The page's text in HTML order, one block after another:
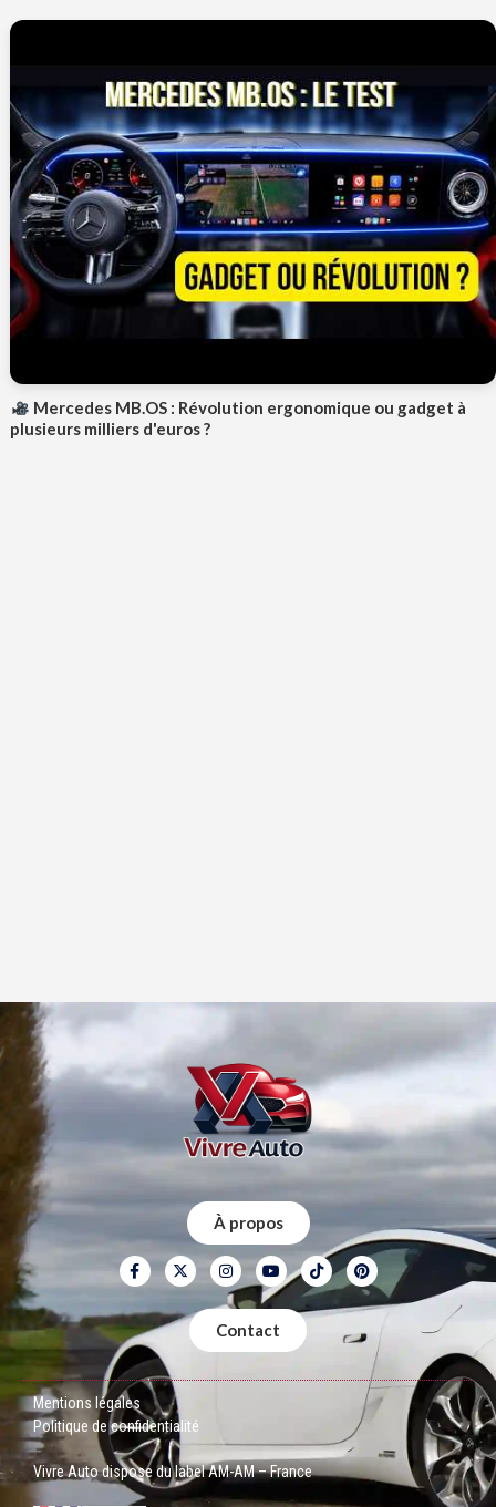
Mercedes MB.OS : Révolution ergonomique ou gadget à
plusieurs milliers d'euros ?
À propos
Contact
Mentions légales
Politique de confidentialité
Vivre Auto dispose du label AM-AM – France